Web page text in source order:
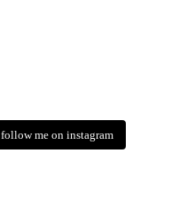
follow me on instagram